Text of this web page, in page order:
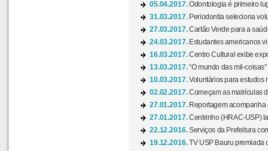
05.04.2017.Odontologia é primeiro
31.03.2017. Periodontia seleciona
27.03.2017.Cartão Verde para a
24.03.2017. Estudantes americanos
16.03.2017.Centro Cultural exibe
13.03.2017.“O mundo das mil-
10.03.2017.Voluntários para estudos
02.02.2017.Começam as matrículas
27.01.2017. Reportagem
27.01.2017.Centrinho (HRAC-USP)
22.12.2016.Serviços da Prefeitura
19.12.2016.TV USP Bauru premiada